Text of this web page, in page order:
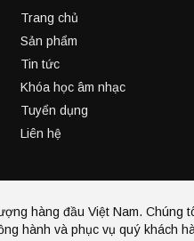
Trang chủ
Sản phẩm
Tin tức
Khóa học âm nhạc
Tuyển dụng
Liên hệ
hàng đầu Việt Nam. Chúng
hành và phục vụ quý khách